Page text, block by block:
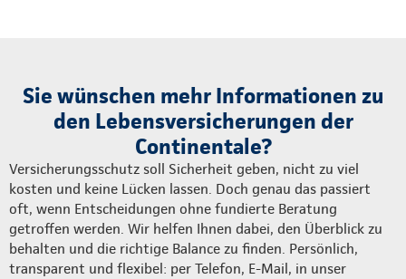
Sie wünschen mehr Informationen zu
den Lebensversicherungen der
Continentale?
Versicherungsschutz soll Sicherheit geben, nicht zu viel
kosten und keine Lücken lassen. Doch genau das passiert
oft, wenn Entscheidungen ohne fundierte Beratung
getroffen werden. Wir helfen Ihnen dabei, den Überblick zu
behalten und die richtige Balance zu finden. Persönlich,
transparent und flexibel: per Telefon, E-Mail, in unser